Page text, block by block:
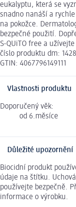
eukalyptu, která se
snadno nanáší a
na pokožce.
bezpečné použití.
S-QUiTO free a
číslo produktu dm:
GTIN: 4067796149111
Vlastnosti produktu
Doporučený věk:
od 6.měsíce
Důležité upozornění
Biocidní produkt
údaje na štítku.
používejte bezpečně.
informace o výrobku.